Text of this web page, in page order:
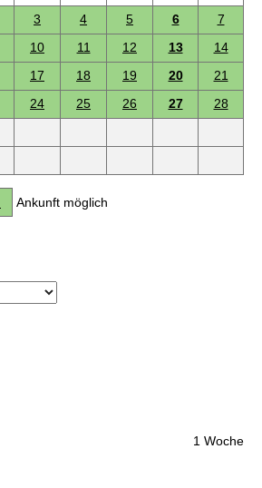
3 4 5 6
7
10 11 12 13
14
17 18 19 20
21
24 25 26 27
28
Ankunft möglich
1 Woche